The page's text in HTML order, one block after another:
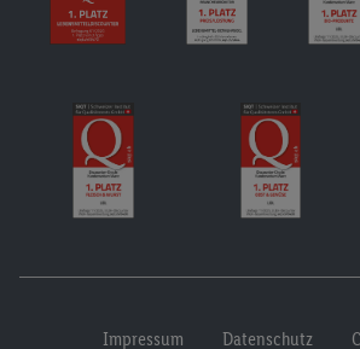
Impressum Datenschutz